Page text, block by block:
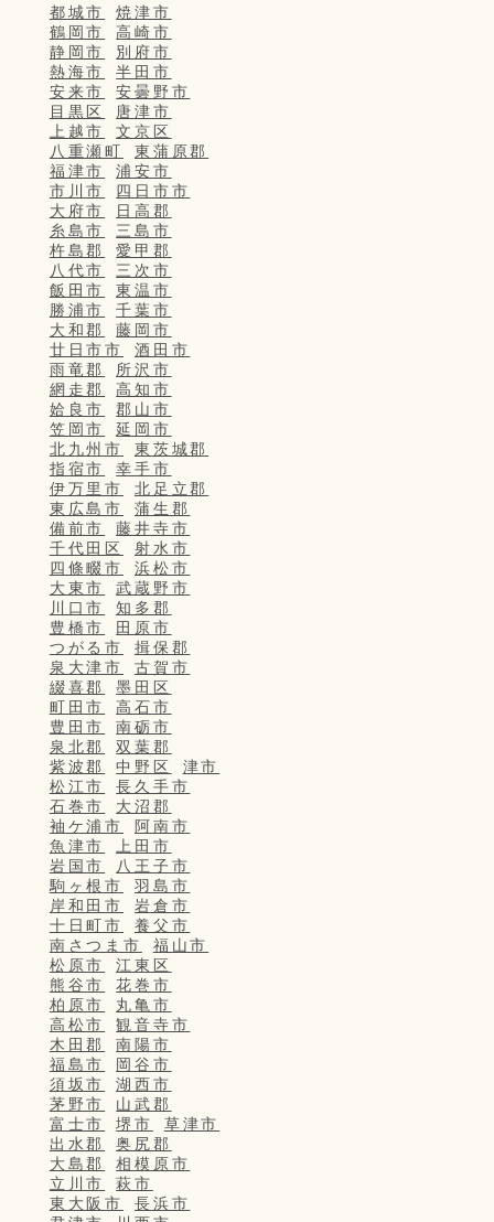
都城市
焼津市
鶴岡市
高崎市
静岡市
別府市
熱海市
半田市
安来市
安曇野市
目黒区
唐津市
上越市
文京区
八重瀬町
東蒲原郡
福津市
浦安市
市川市
四日市市
大府市
日高郡
糸島市
三島市
杵島郡
愛甲郡
八代市
三次市
飯田市
東温市
勝浦市
千葉市
大和郡
藤岡市
廿日市市
酒田市
雨竜郡
所沢市
網走郡
高知市
姶良市
郡山市
笠岡市
延岡市
北九州市
東茨城郡
指宿市
幸手市
伊万里市
北足立郡
東広島市
蒲生郡
備前市
藤井寺市
千代田区
射水市
四條畷市
浜松市
大東市
武蔵野市
川口市
知多郡
豊橋市
田原市
つがる市
揖保郡
泉大津市
古賀市
綴喜郡
墨田区
町田市
高石市
豊田市
南砺市
泉北郡
双葉郡
紫波郡
中野区
津市
松江市
長久手市
石巻市
大沼郡
袖ケ浦市
阿南市
魚津市
上田市
岩国市
八王子市
駒ヶ根市
羽島市
岸和田市
岩倉市
十日町市
養父市
南さつま市
福山市
松原市
江東区
熊谷市
花巻市
柏原市
丸亀市
高松市
観音寺市
木田郡
南陽市
福島市
岡谷市
須坂市
湖西市
茅野市
山武郡
富士市
堺市
草津市
出水郡
奥尻郡
大島郡
相模原市
立川市
萩市
東大阪市
長浜市